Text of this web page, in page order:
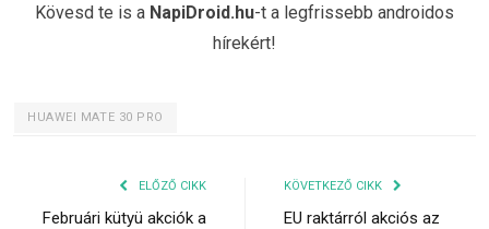
Kövesd te is a NapiDroid.hu-t a legfrissebb androidos
hírekért!
HUAWEI MATE 30 PRO
ELŐZŐ CIKK
Februári kütyü akciók a
KÖVETKEZŐ CIKK
EU raktárról akciós az